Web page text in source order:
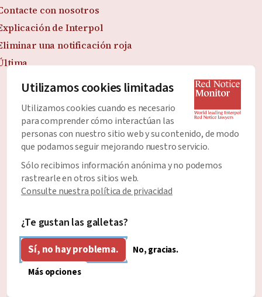
Utilizamos cookies limitadas
Utilizamos cookies cuando es necesario
para comprender cómo interactúan las
personas con nuestro sitio web y su contenido, de modo
que podamos seguir mejorando nuestro servicio.
Sólo recibimos información anónima y no podemos
rastrearle en otros sitios web.
Consulte nuestra política de privacidad
¿Te gustan las galletas?
Sí, no hay problema.
No, gracias.
Más opciones
con nosotros
de Interpol
una notificación roja
Únete al Boletín
Manténgase al día con todas las últimas noticias y
desarrollos sobre las Notificaciones Rojas.
Dirección de correo electrónico